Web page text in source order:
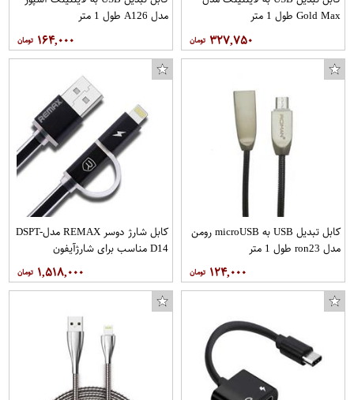
Gold Max طول 1 متر
۳۲۷,۷۵۰
مدل A126 طول 1 متر
۱۶۴,۰۰۰
کابل تبدیل USB به microUSB رومن
مدل ron23 طول 1 متر
۱۲۴,۰۰۰
کابل شارژ دوسر REMAX مدلDSPT-
D14 مناسب برای شارژآیفون
واندرویدبانشانگر اتمام شارژ۱,۵۱۸,۰۰۰